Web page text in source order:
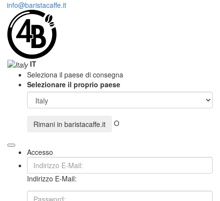
info@baristacaffe.it
IT
Seleziona il paese di consegna
Selezionare il proprio paese
Rimani in baristacaffe.it O
Accesso
Indirizzo E-Mail: